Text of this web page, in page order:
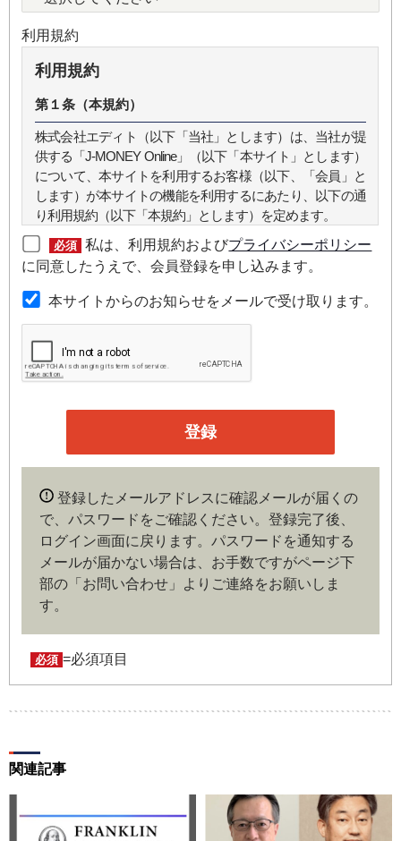
利用規約
利用規約
第１条（本規約）
株式会社エディト（以下「当社」とします）は、当社が提
供する「J-MONEY Online」（以下「本サイト」とします）
について、本サイトを利用するお客様（以下、「会員」と
します）が本サイトの機能を利用するにあたり、以下の通
り利用規約（以下「本規約」とします）を定めます。
第２条（本規約の範囲）
本規約は本サイトが提供するサービスについて規定したも
のです。
第３条（会員）
本サイトの会員は、機関投資家や金融機関の役職員、事業
企業や官公庁、研究機関などの役職員、もしくは専門家の
いずれかに該当していることを条件とし、登録の申し込み
を行うには、当社が入会を承諾した時点で、本会員規約の
の内容がある場合や本規約に違反するおそれがある場合に
は、当社は会員登録を拒否もしくは抹消することができま
す。
第４条（ユーザー名とパスワードの管理）
ユーザー名およびパスワードの利用、管理は会員の自己責
任において行うものとします。会員は、ユーザー名および
パスワードの第三者への漏洩、利用許諾、貸与、譲渡、名
用によって生じた損害の責任は、会員が負うものとし、当
第５条（著作権）
本サイトに掲載された情報、写真、その他の著作物は、当
社もしくは著作物の著作者または著作権者に帰属するもの
必須 私は、利用規約およびプライバシーポリシー
に同意したうえで、会員登録を申し込みます。
本サイトからのお知らせをメールで受け取ります。
登録したメールアドレスに確認メールが届くの
で、パスワードをご確認ください。登録完了後、
ログイン画面に戻ります。パスワードを通知する
メールが届かない場合は、お手数ですがページ下
部の「お問い合わせ」よりご連絡をお願いしま
す。
必須 =必須項目
関連記事